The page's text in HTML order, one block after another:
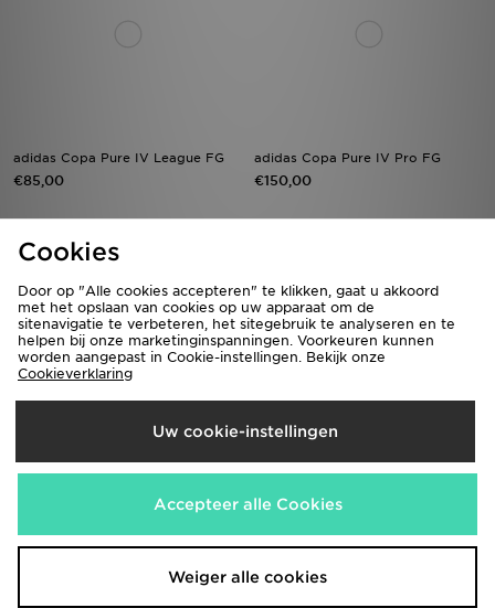
adidas Copa Pure IV League FG
€85,00
adidas Copa Pure IV Pro FG
€150,00
adidas Copa Pure 2 Club FG
€55,00
adidas Copa Pure 3 Elite Laceless
Firm Ground Voetbalschoenen
Cookies
Door op "Alle cookies accepteren" te klikken, gaat u akkoord
met het opslaan van cookies op uw apparaat om de
sitenavigatie te verbeteren, het sitegebruik te analyseren en te
helpen bij onze marketinginspanningen. Voorkeuren kunnen
worden aangepast in Cookie-instellingen. Bekijk onze
Cookieverklaring
Uw cookie-instellingen
Accepteer alle Cookies
Weiger alle cookies